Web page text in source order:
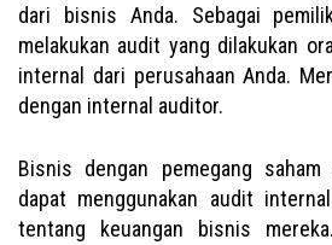
dari bisnis Anda. Sebagai
melakukan audit yang dilakukan
internal dari perusahaan Anda.
dengan internal auditor.
Bisnis dengan pemegang
dapat menggunakan audit
tentang keuangan bisnis